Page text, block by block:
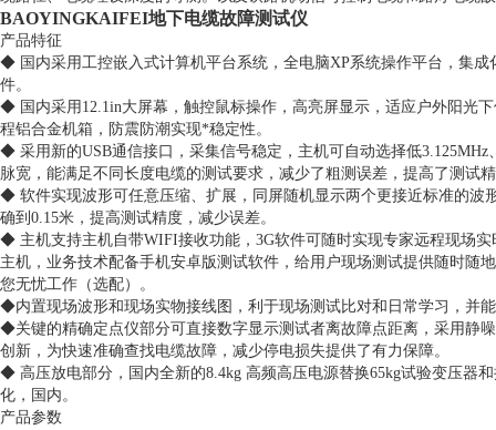
BAOYINGKAIFEI地下电缆故障测试仪
产品特征
◆ 国内采用工控嵌入式计算机平台系统，全电脑XP系统操作平台，集成
件。
◆ 国内采用12.1in大屏幕，触控鼠标操作，高亮屏显示，适应户外阳光
程铝合金机箱，防震防潮实现*稳定性。
◆ 采用新的USB通信接口，采集信号稳定，主机可自动选择低3.125MHz
脉宽，能满足不同长度电缆的测试要求，减少了粗测误差，提高了测试
◆ 软件实现波形可任意压缩、扩展，同屏随机显示两个更接近标准的波
确到0.15米，提高测试精度，减少误差。
◆ 主机支持主机自带WIFI接收功能，3G软件可随时实现专家远程现场
主机，业务技术配备手机安卓版测试软件，给用户现场测试提供随时随
您无忧工作（选配）。
◆内置现场波形和现场实物接线图，利于现场测试比对和日常学习，并
◆关键的精确定点仪部分可直接数字显示测试者离故障点距离，采用静
创新，为快速准确查找电缆故障，减少停电损失提供了有力保障。
◆ 高压放电部分，国内全新的8.4kg 高频高压电源替换65kg试验变压器
化，国内。
产品参数